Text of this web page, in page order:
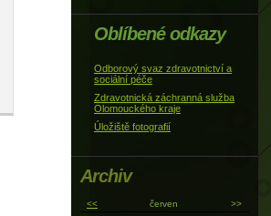
Oblíbené odkazy
Odborový svaz zdravotnictví a
sociální péče
Zdravotnická záchranná služba
Olomouckého kraje
Úložiště fotografií
Archiv
<< červen
>>